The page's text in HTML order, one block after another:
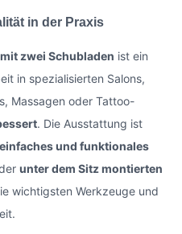
in der Praxis
zwei Schubladen ist ein
in spezialisierten Salons,
Massagen oder Tattoo-
. Die Ausstattung ist
und funktionales
unter dem Sitz montierten
wichtigsten Werkzeuge und